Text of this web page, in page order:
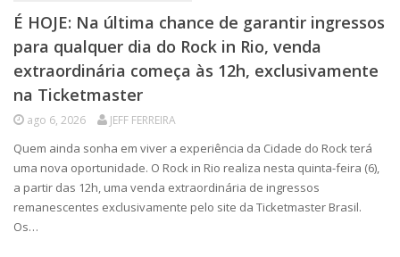
É HOJE: Na última chance de garantir ingressos
para qualquer dia do Rock in Rio, venda
extraordinária começa às 12h, exclusivamente
na Ticketmaster
ago 6, 2026 JEFF FERREIRA
Quem ainda sonha em viver a experiência da Cidade do Rock terá
uma nova oportunidade. O Rock in Rio realiza nesta quinta-feira (6),
a partir das 12h, uma venda extraordinária de ingressos
remanescentes exclusivamente pelo site da Ticketmaster Brasil.
Os…